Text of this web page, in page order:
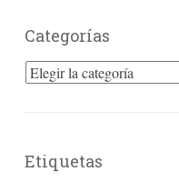
Categorías
Categorías
Etiquetas